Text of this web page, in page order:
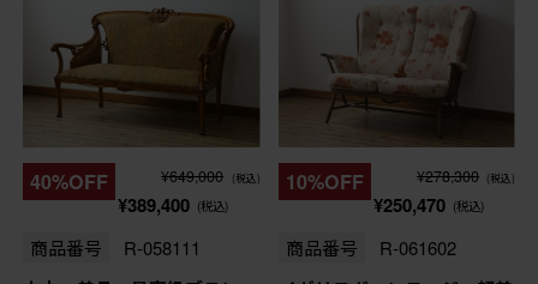
40%OFF ¥649,000 (税込)
¥389,400 (税込)
商品番号 R-058111
10%OFF ¥278,300 (税込)
¥250,470 (税込)
商品番号 R-061602